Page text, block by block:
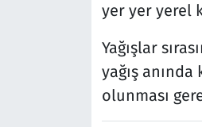
yer yer yerel
Yağışlar
yağış
olunması